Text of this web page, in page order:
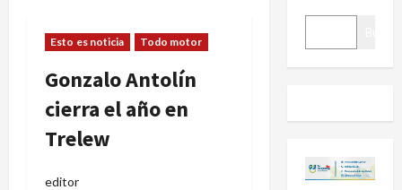
Esto es noticia Todo motor
Gonzalo Antolín
cierra el año en
Trelew
editor